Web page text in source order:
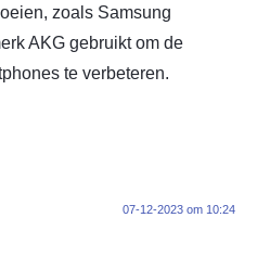
zoals Samsung
AKG gebruikt om de
te verbeteren.
07-12-2023 om 10:24